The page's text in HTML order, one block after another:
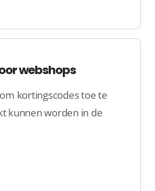
webshops
kortingscodes toe te
kunnen worden in de